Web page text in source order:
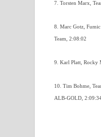
7. Torsten Marx,
8. Marc Gotz, Fumic
Team, 2:08:02
9. Karl Platt, Rocky
10. Tim Bohme,
ALB-GOLD,